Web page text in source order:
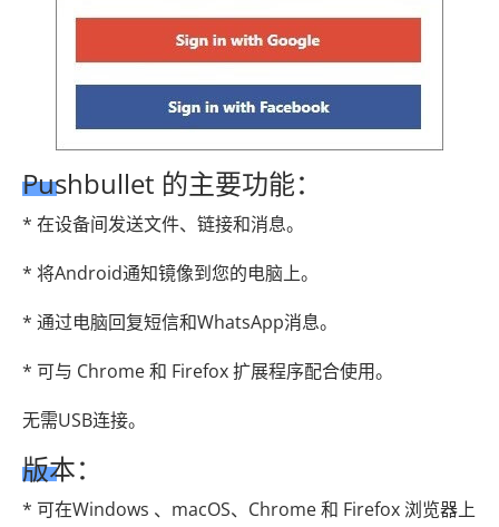
Pushbullet 的主要功能：
* 在设备间发送文件、链接和消息。
* 将Android通知镜像到您的电脑上。
* 通过电脑回复短信和WhatsApp消息。
* 可与 Chrome 和 Firefox 扩展程序配合使用。
无需USB连接。
版本：
* 可在Windows 、macOS、Chrome 和 Firefox 浏览器上